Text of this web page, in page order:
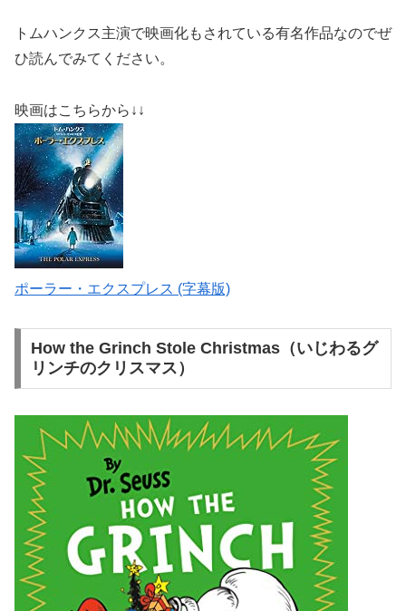
トムハンクス主演で映画化もされている有名作品なのでぜ
ひ読んでみてください。
映画はこちらから↓↓
ポーラー・エクスプレス (字幕版)
How the Grinch Stole Christmas（いじわるグ
リンチのクリスマス）